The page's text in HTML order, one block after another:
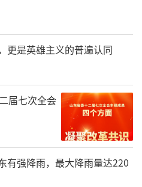
水聊城美》
更是英雄主义的普遍认同
届七次全会
有强降雨，最大降雨量达220